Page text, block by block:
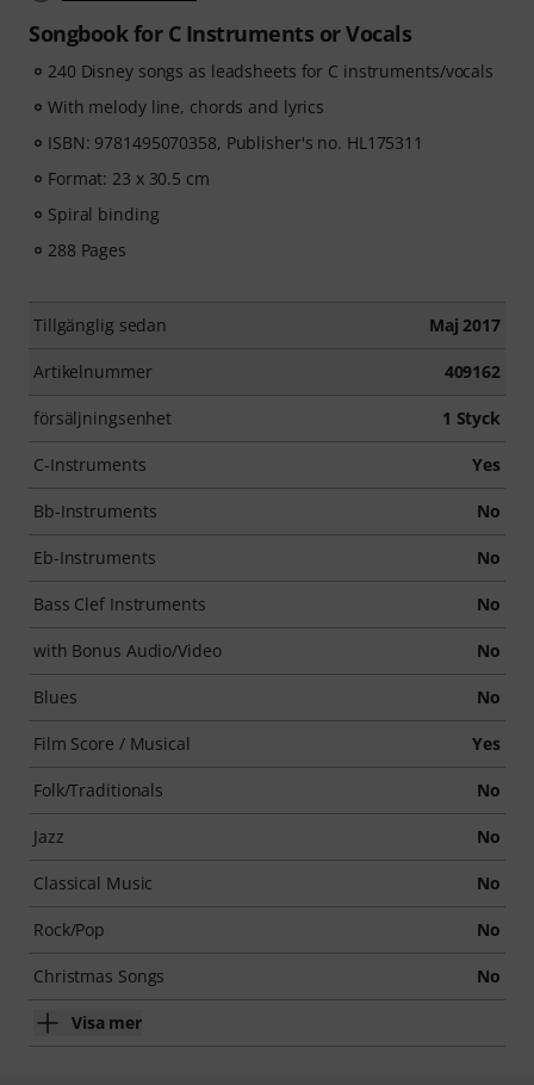
Songbook for C Instruments or Vocals
240 Disney songs as leadsheets for C instruments/vocals
With melody line, chords and lyrics
ISBN: 9781495070358, Publisher's no. HL175311
Format: 23 x 30.5 cm
Spiral binding
288 Pages
Tillgänglig sedan Maj 2017
Artikelnummer 409162
försäljningsenhet 1 Styck
C-Instruments Yes
Bb-Instruments No
Eb-Instruments No
Bass Clef Instruments No
with Bonus Audio/Video No
Blues No
Film Score / Musical Yes
Folk/Traditionals No
Jazz No
Classical Music No
Rock/Pop No
Christmas Songs No
Visa mer